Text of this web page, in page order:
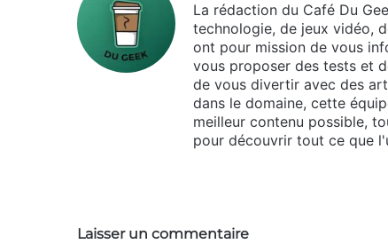
La rédaction du Café Du
technologie, de jeux vidéo,
ont pour mission de vous
vous proposer des tests et
de vous divertir avec des
dans le domaine, cette
meilleur contenu possible,
pour découvrir tout ce que
Laisser un commentaire